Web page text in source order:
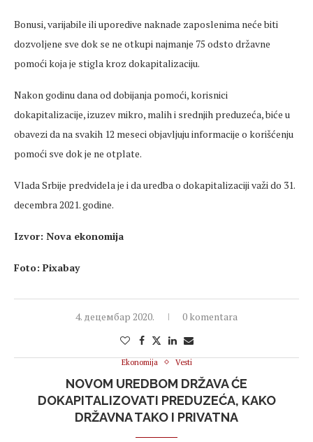
Bonusi, varijabile ili uporedive naknade zaposlenima neće biti
dozvoljene sve dok se ne otkupi najmanje 75 odsto državne
pomoći koja je stigla kroz dokapitalizaciju.
Nakon godinu dana od dobijanja pomoći, korisnici
dokapitalizacije, izuzev mikro, malih i srednjih preduzeća, biće u
obavezi da na svakih 12 meseci objavljuju informacije o korišćenju
pomoći sve dok je ne otplate.
Vlada Srbije predvidela je i da uredba o dokapitalizaciji važi do 31.
decembra 2021. godine.
Izvor: Nova ekonomija
Foto: Pixabay
4. децембар 2020. 0 komentara
Ekonomija Vesti
NOVOM UREDBOM DRŽAVA ĆE
DOKAPITALIZOVATI PREDUZEĆA, KAKO
DRŽAVNA TAKO I PRIVATNA